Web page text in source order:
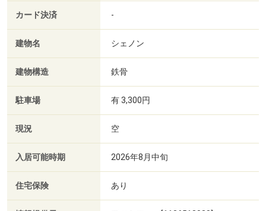
カード決済 -
建物名 シェノン
建物構造 鉄骨
駐車場 有 3,300円
現況 空
入居可能時期 2026年8月中旬
住宅保険 あり